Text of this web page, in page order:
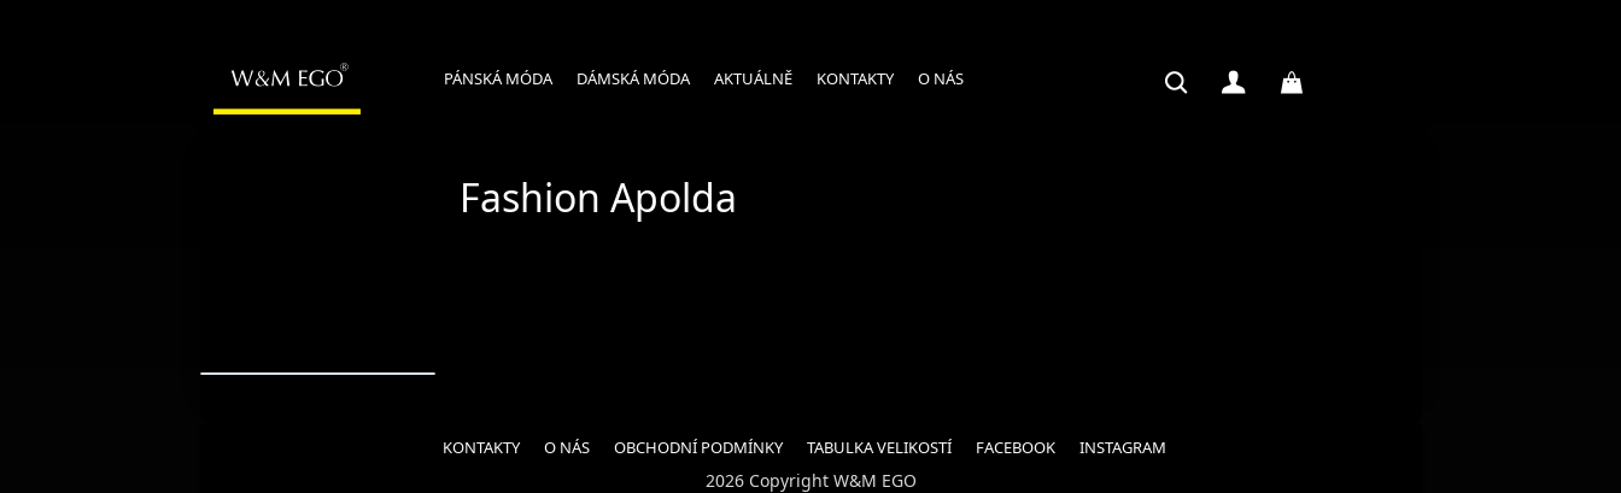
PÁNSKÁ MÓDA DÁMSKÁ MÓDA AKTUÁLNĚ KONTAKTY O NÁS
Fashion Apolda
KONTAKTY O NÁS OBCHODNÍ PODMÍNKY TABULKA VELIKOSTÍ FACEBOOK INSTAGRAM
2026 Copyright W&M EGO